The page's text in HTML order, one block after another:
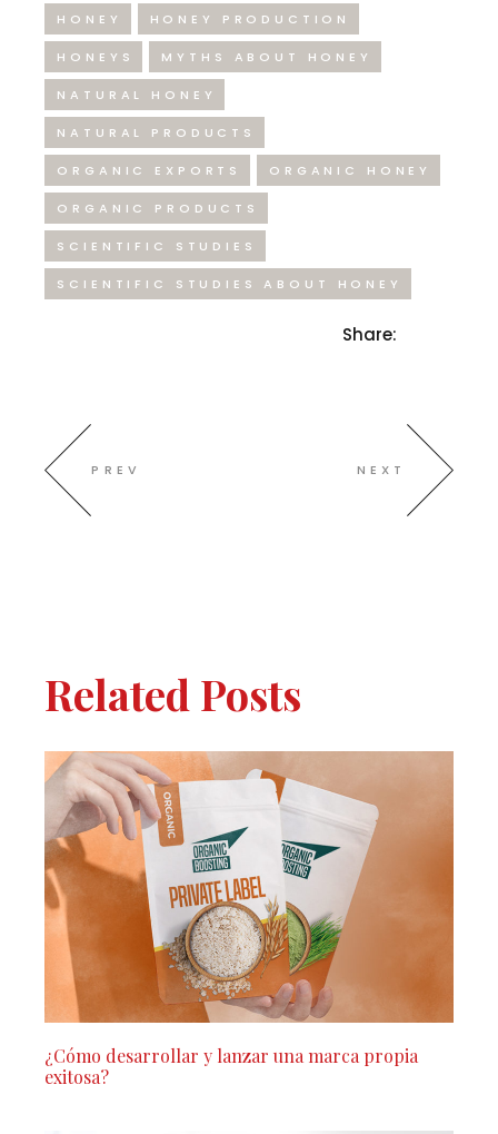
HONEY HONEY PRODUCTION
HONEYS MYTHS ABOUT HONEY
NATURAL HONEY
NATURAL PRODUCTS
ORGANIC EXPORTS ORGANIC HONEY
ORGANIC PRODUCTS
SCIENTIFIC STUDIES
SCIENTIFIC STUDIES ABOUT HONEY
Share:
PREV NEXT
Related Posts
¿Cómo desarrollar y lanzar una marca propia
exitosa?